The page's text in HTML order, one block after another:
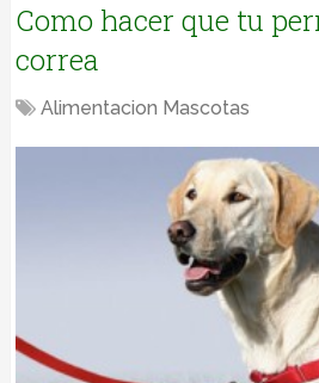
Como hacer que tu
correa
Alimentacion Mascotas